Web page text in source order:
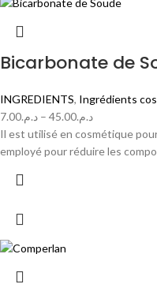
Bicarbonate de
INGREDIENTS, Ingrédients
د.م.7.00 – د.م.45.00
Il est utilisé en cosmétique
employé pour réduire les